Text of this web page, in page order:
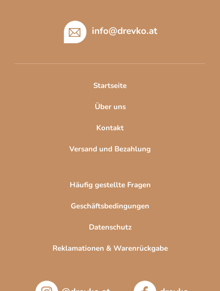
info@drevko.at
Startseite
Über uns
Kontakt
Versand und Bezahlung
Häufig gestellte Fragen
Geschäftsbedingungen
Datenschutz
Reklamationen & Warenrückgabe